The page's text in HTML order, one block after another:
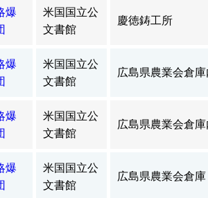
爆
米国国立公
文書館
慶徳鋳工所
爆
米国国立公
文書館
広島県農業会倉
爆
米国国立公
文書館
広島県農業会倉
爆
米国国立公
文書館
広島県農業会倉庫